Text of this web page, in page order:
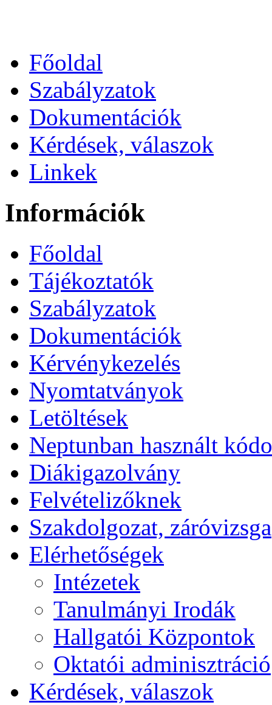
Főoldal
Szabályzatok
Dokumentációk
Kérdések, válaszok
Linkek
Információk
Főoldal
Tájékoztatók
Szabályzatok
Dokumentációk
Kérvénykezelés
Nyomtatványok
Letöltések
Neptunban használt
Diákigazolvány
Felvételizőknek
Szakdolgozat, záróvizsga
Elérhetőségek
Intézetek
Tanulmányi Irodák
Hallgatói Központok
Oktatói adminisztráció
Kérdések, válaszok